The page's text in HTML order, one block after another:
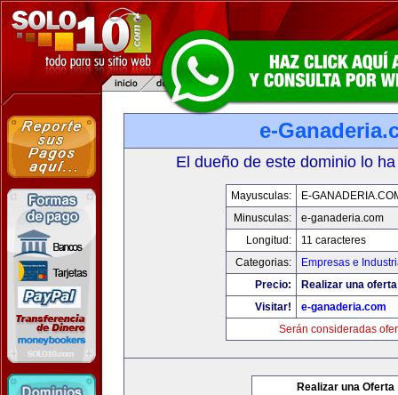
e-
El dueño de este dominio lo
Mayusculas:
E-
Minusculas:
e-ganaderia.com
Longitud:
11 caracteres
Categorias:
Empresas e
Precio:
Realizar una
Visitar!
e-ganaderia.com
Serán consideradas
Realizar una Oferta